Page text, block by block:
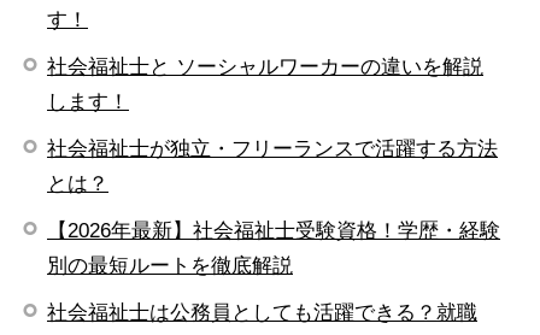
す！
社会福祉士と ソーシャルワーカーの違いを解説
します！
社会福祉士が独立・フリーランスで活躍する方法
とは？
【2026年最新】社会福祉士受験資格！学歴・経験
別の最短ルートを徹底解説
社会福祉士は公務員としても活躍できる？就職